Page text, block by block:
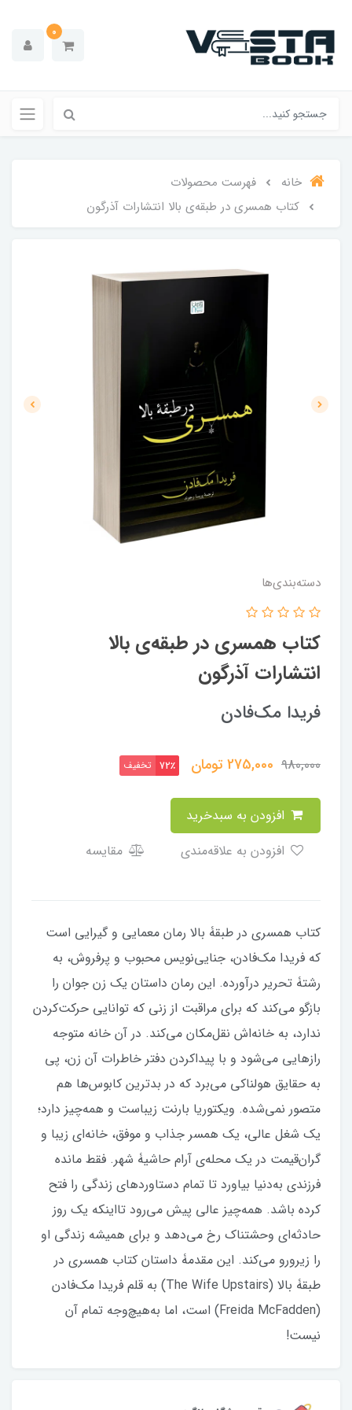
0
خانه
فهرست محصولات
کتاب همسری در طبقه‌ی بالا انتشارات آذرگون
دسته‌بندی‌ها
کتاب همسری در طبقه‌ی بالا
انتشارات آذرگون
فریدا مک‌فادن
980,000
275,000تومان 72٪ تخفیف
مقایسه
کتاب همسری در طبقۀ بالا رمان معمایی و گیرایی است
که فریدا مک‌فادن، جنایی‌نویس محبوب و پرفروش، به
رشتۀ تحریر درآورده. این رمان داستان یک زن جوان را
بازگو می‌کند که برای مراقبت از زنی که توانایی حرکت‌کردن
ندارد، به خانه‌اش نقل‌مکان می‌کند. در آن خانه متوجه
رازهایی می‌شود و با پیداکردن دفتر خاطرات آن زن، پی
به حقایق هولناکی می‌برد که در بدترین کابوس‌ها هم
متصور نمی‌شده. ویکتوریا بارنت زیباست و همه‌چیز دارد؛
یک شغل عالی، یک همسر جذاب و موفق، خانه‌ای زیبا و
گران‌قیمت در یک محله‌ی آرام حاشیۀ شهر. فقط مانده
فرزندی به‌دنیا بیاورد تا تمام دستاوردهای زندگی را فتح
کرده باشد. همه‌چیز عالی پیش می‌رود تااینکه یک روز
حادثه‌ای وحشتناک رخ می‌دهد و برای همیشه زندگی او
را زیرورو می‌کند. این مقدمۀ داستان کتاب همسری در
طبقۀ بالا (The Wife Upstairs) به قلم فریدا مک‌فادن
(Freida McFadden) است، اما به‌هیچ‎‌وجه تمام آن
نیست!